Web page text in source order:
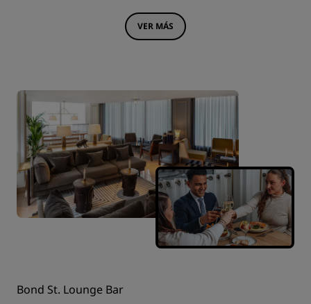
VER MÁS
Bond St. Lounge Bar